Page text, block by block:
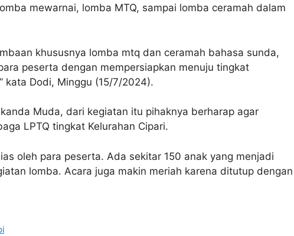
mewarnai, lomba MTQ, sampai lomba ceramah dalam
khususnya lomba mtq dan ceramah bahasa sunda,
peserta dengan mempersiapkan menuju tingkat
kata Dodi, Minggu (15/7/2024).
Muda, dari kegiatan itu pihaknya berharap agar
LPTQ tingkat Kelurahan Cipari.
oleh para peserta. Ada sekitar 150 anak yang menjadi
lomba. Acara juga makin meriah karena ditutup dengan